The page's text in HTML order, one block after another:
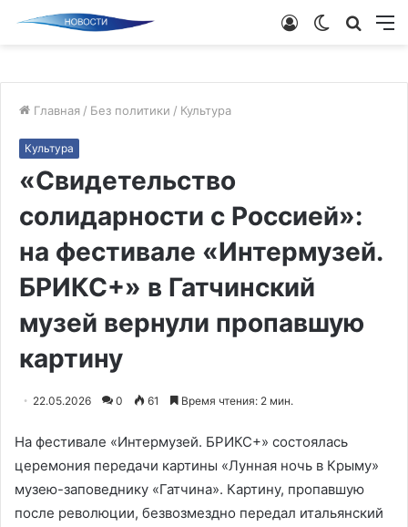
Поиск
Switch
Войти
Главная / Без политики / Культура
Культура
«Свидетельство
солидарности с Россией»:
на фестивале «Интермузей.
БРИКС+» в Гатчинский
музей вернули пропавшую
картину
22.05.2026 0 61 Время чтения: 2 мин.
На фестивале «Интермузей. БРИКС+» состоялась
церемония передачи картины «Лунная ночь в Крыму»
музею-заповеднику «Гатчина». Картину, пропавшую
после революции, безвозмездно передал итальянский